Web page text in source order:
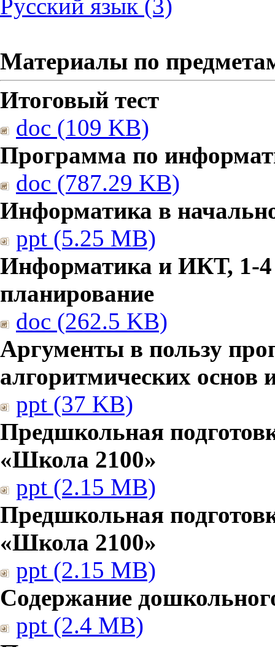
Русский язык (3)
Материалы по
Итоговый тест
doc (109 KB)
Программа по
doc (787.29 KB)
Информатика в
ppt (5.25 MB)
Информатика и ИКТ, 1-4
планирование
doc (262.5 KB)
Аргументы в пользу
алгоритмических основ
ppt (37 KB)
Предшкольная
«Школа 2100»
ppt (2.15 MB)
Предшкольная
«Школа 2100»
ppt (2.15 MB)
Содержание
ppt (2.4 MB)